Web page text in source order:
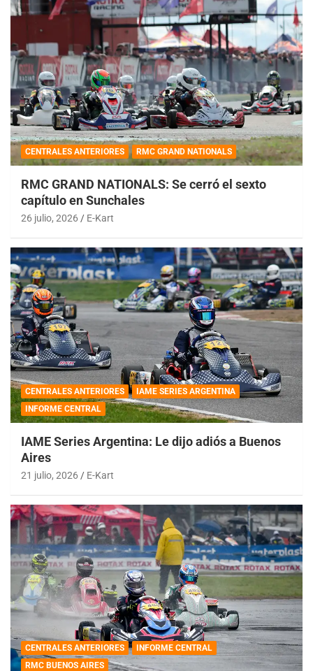
CENTRALES ANTERIORES RMC GRAND NATIONALS
RMC GRAND NATIONALS: Se cerró el sexto
capítulo en Sunchales
26 julio, 2026 E-Kart
CENTRALES ANTERIORES
IAME SERIES ARGENTINA
INFORME CENTRAL
IAME Series Argentina: Le dijo adiós a Buenos
Aires
21 julio, 2026 E-Kart
CENTRALES ANTERIORES
INFORME CENTRAL
RMC BUENOS AIRES